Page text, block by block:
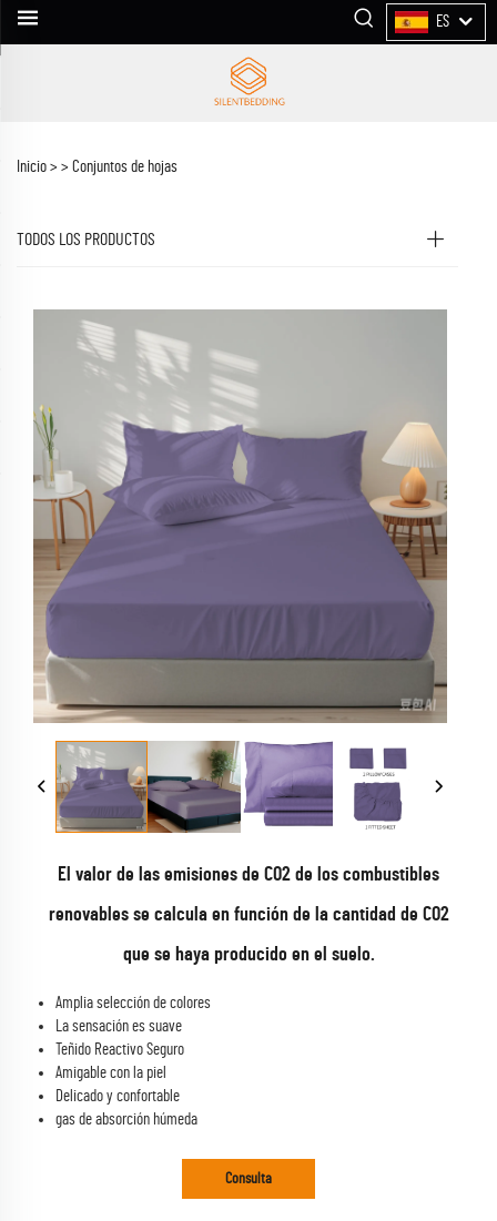
ES
Inicio > > Conjuntos de hojas
TODOS LOS PRODUCTOS
El valor de las emisiones de CO2 de los combustibles
renovables se calcula en función de la cantidad de CO2
que se haya producido en el suelo.
Amplia selección de colores
La sensación es suave
Teñido Reactivo Seguro
Amigable con la piel
Delicado y confortable
gas de absorción húmeda
Consulta